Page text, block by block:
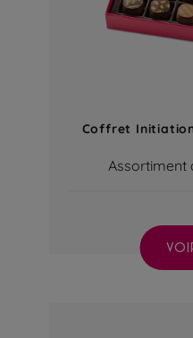
Coffret
Assortiment